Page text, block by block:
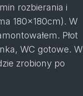
rozbierania i
180x180cm). W
Płot
WC gotowe. W
zrobiony po